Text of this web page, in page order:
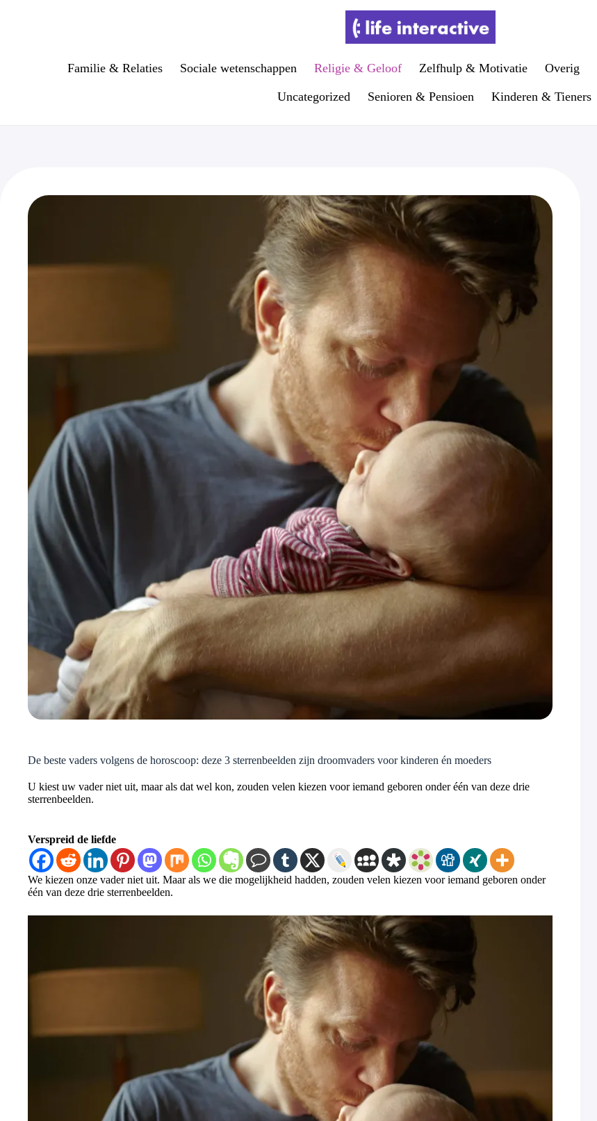
Familie & Relaties Sociale wetenschappen Religie & Geloof Zelfhulp & Motivatie Overig
Uncategorized Senioren & Pensioen Kinderen & Tieners
De beste vaders volgens de horoscoop: deze 3 sterrenbeelden zijn droomvaders voor kinderen én moeders
U kiest uw vader niet uit, maar als dat wel kon, zouden velen kiezen voor iemand geboren onder één van deze drie
sterrenbeelden.
Verspreid de liefde
We kiezen onze vader niet uit. Maar als we die mogelijkheid hadden, zouden velen kiezen voor iemand geboren onder
één van deze drie sterrenbeelden.